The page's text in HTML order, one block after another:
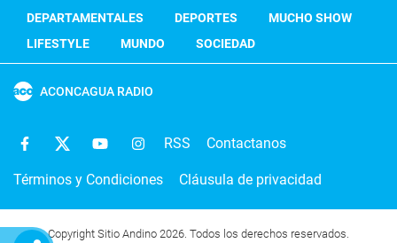
DEPARTAMENTALES
DEPORTES
MUCHO SHOW
LIFESTYLE
MUNDO SOCIEDAD
ACONCAGUA RADIO
RSS Contactanos
Términos y Condiciones Cláusula de privacidad
Copyright Sitio Andino 2026. Todos los derechos reservados.